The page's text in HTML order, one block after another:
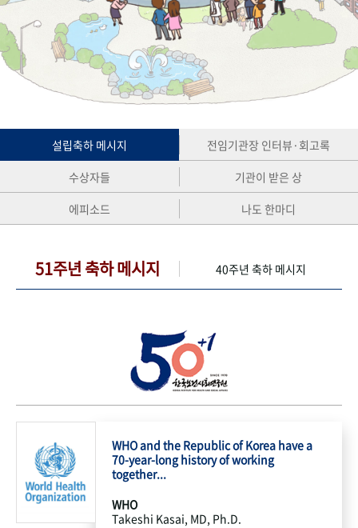
50+1 주년 기념
성과 50선 숫자로 보는 50년 50
주년 광장
세계와 함께 한 KIHASA
VR 역사관
설립축하 메시지
전임기관장 인터뷰·회고록
수상자들
기관이 받은 상
에피소드
나도 한마디
51주년 축하 메시지 40주년 축하 메시지
WHO and the Republic of Korea have a
70-year-long history of working
together...
WHO
Takeshi Kasai, MD, Ph.D.